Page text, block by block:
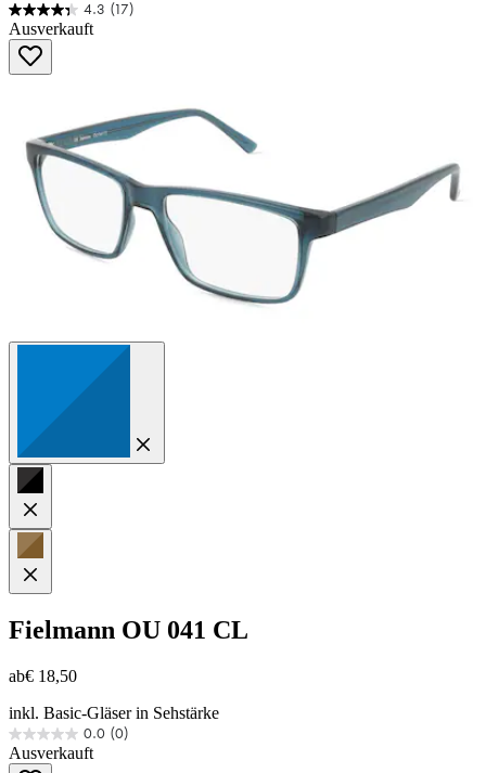
4.3 (17)
4.3
von
Sternen.
Ausverkauft
Fielmann OU 041 CL
ab€ 18,50
inkl. Basic-Gläser in Sehstärke
0.0 (0)
0.0
von
Ausverkauft